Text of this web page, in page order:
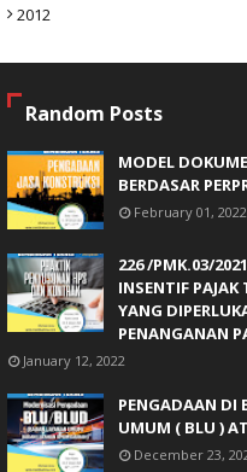
2012
Random Posts
MODEL
BERDASAR
February 01, 2022
226 /PMK.03/
INSENTIF PAJAK
YANG
PENANGANAN
January 12, 2022
PENGADAAN DI
UMUM ( BLU )
December 23,